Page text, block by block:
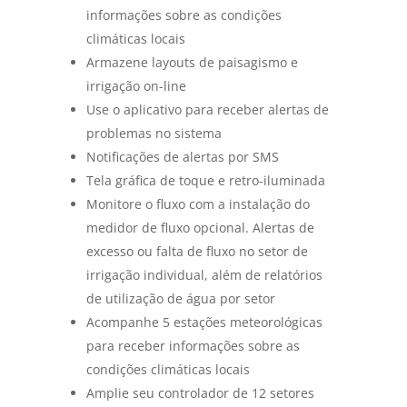
informações sobre as condições
climáticas locais
Armazene layouts de paisagismo e
irrigação on-line
Use o aplicativo para receber alertas de
problemas no sistema
Notificações de alertas por SMS
Tela gráfica de toque e retro-iluminada
Monitore o fluxo com a instalação do
medidor de fluxo opcional. Alertas de
excesso ou falta de fluxo no setor de
irrigação individual, além de relatórios
de utilização de água por setor
Acompanhe 5 estações meteorológicas
para receber informações sobre as
condições climáticas locais
Amplie seu controlador de 12 setores